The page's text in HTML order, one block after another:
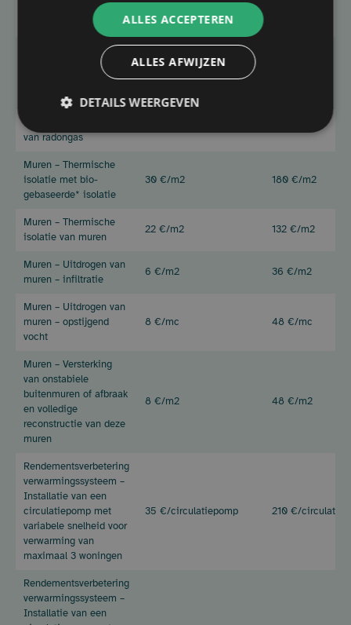
Dak – Vervanging van
de dakbedekking
10 €/m2
Hygiëne – Verwijderen
van merula of andere
vergelijkbare effecten
Hygiëne – Verwijdering
van radongas
Muren – Thermische
isolatie met bio-
gebaseerde* isolatie
30 €/m2 180 €/m2
Muren – Thermische
isolatie van muren
22 €/m2 132 €/m2
Muren – Uitdrogen van
muren – infiltratie
6 €/m2 36 €/m2
Muren – Uitdrogen van
muren – opstijgend
vocht
8 €/mc 48 €/mc
Muren – Versterking
van onstabiele
buitenmuren of afbraak
en volledige
reconstructie van deze
muren
8 €/m2 48 €/m2
Rendementsverbetering
verwarmingssysteem –
Installatie van een
circulatiepomp met
variabele snelheid voor
verwarming van
maximaal 3 woningen
35 €/circulatiepomp 210 €/
Rendementsverbetering
verwarmingssysteem –
Installatie van een
ALLES ACCEPTEREN
ALLES AFWIJZEN
DETAILS WEERGEVEN